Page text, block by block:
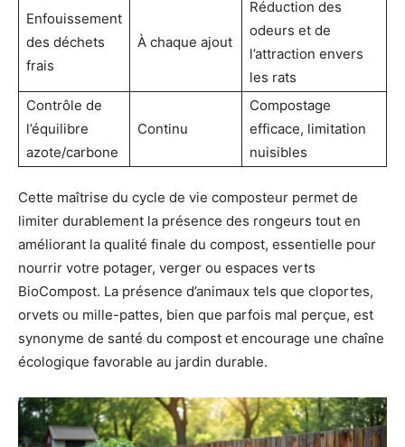
Enfouissement
des déchets
frais
À chaque ajout
Réduction des
odeurs et de
l’attraction envers
les rats
Contrôle de
l’équilibre
azote/carbone
Continu
Compostage
efficace, limitation
nuisibles
Cette maîtrise du cycle de vie composteur permet de
limiter durablement la présence des rongeurs tout en
améliorant la qualité finale du compost, essentielle pour
nourrir votre potager, verger ou espaces verts
BioCompost. La présence d’animaux tels que cloportes,
orvets ou mille-pattes, bien que parfois mal perçue, est
synonyme de santé du compost et encourage une chaîne
écologique favorable au jardin durable.